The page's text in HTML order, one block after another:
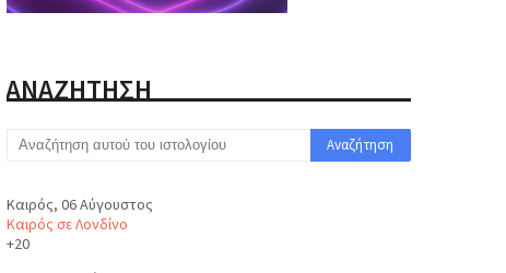
ΑΝΑΖΗΤΗΣΗ
Καιρός, 06 Αύγουστος
Καιρός σε Λονδίνο
+20